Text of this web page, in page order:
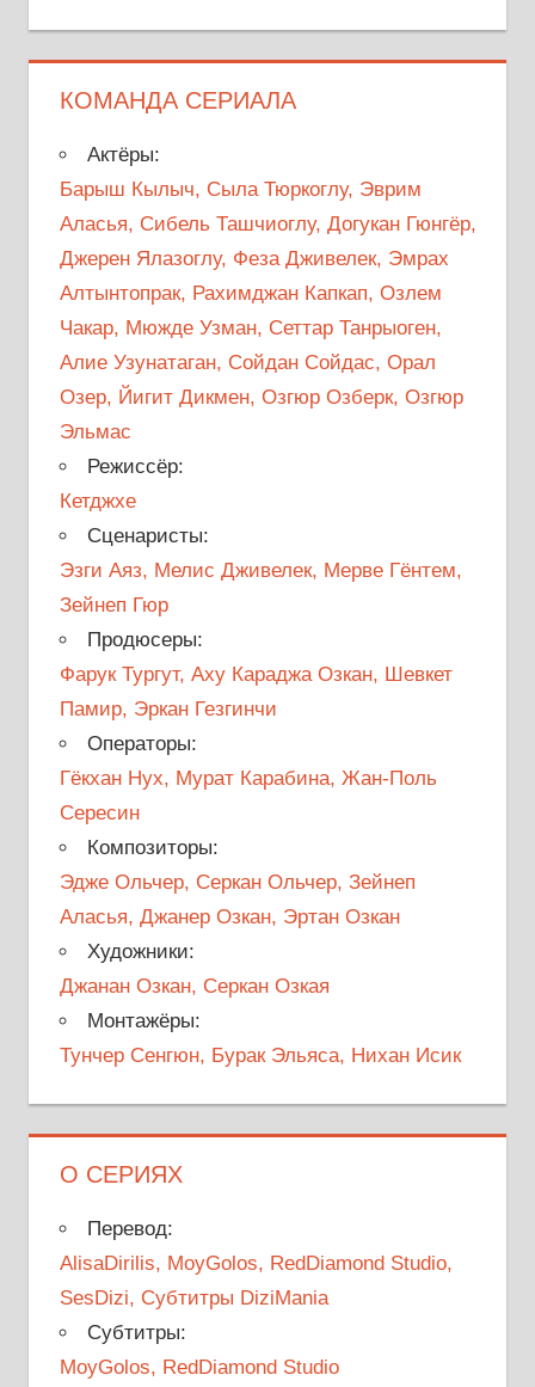
КОМАНДА СЕРИАЛА
Актёры:
Барыш Кылыч, Сыла Тюркоглу, Эврим
Аласья, Сибель Ташчиоглу, Догукан Гюнгёр,
Джерен Ялазоглу, Феза Дживелек, Эмрах
Алтынтопрак, Рахимджан Капкап, Озлем
Чакар, Мюжде Узман, Сеттар Танрыоген,
Алие Узунатаган, Сойдан Сойдас, Орал
Озер, Йигит Дикмен, Озгюр Озберк, Озгюр
Эльмас
Режиссёр:
Кетджхе
Сценаристы:
Эзги Аяз, Мелис Дживелек, Мерве Гёнтем,
Зейнеп Гюр
Продюсеры:
Фарук Тургут, Аху Караджа Озкан, Шевкет
Памир, Эркан Гезгинчи
Операторы:
Гёкхан Нух, Мурат Карабина, Жан-Поль
Сересин
Композиторы:
Эдже Ольчер, Серкан Ольчер, Зейнеп
Аласья, Джанер Озкан, Эртан Озкан
Художники:
Джанан Озкан, Серкан Озкая
Монтажёры:
Тунчер Сенгюн, Бурак Эльяса, Нихан Исик
О СЕРИЯХ
Перевод:
AlisaDirilis, MoyGolos, RedDiamond Studio,
SesDizi, Субтитры DiziMania
Субтитры:
MoyGolos, RedDiamond Studio